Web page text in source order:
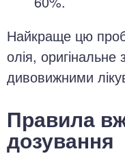
Найкраще цю
олія, оригінальне
дивовижними
Правила
дозування